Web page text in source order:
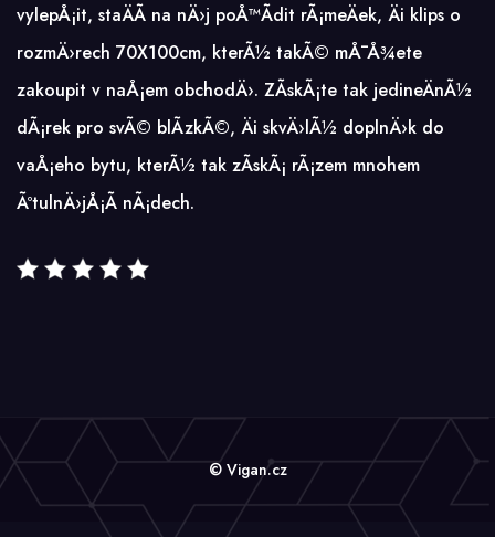
vylepÅ¡it, staÄÃ­ na nÄ›j poÅ™Ã­dit rÃ¡meÄek, Äi klips o
rozmÄ›rech 70X100cm, kterÃ½ takÃ© mÅ¯Å¾ete
zakoupit v naÅ¡em obchodÄ›. ZÃ­skÃ¡te tak jedineÄnÃ½
dÃ¡rek pro svÃ© blÃ­zkÃ©, Äi skvÄ›lÃ½ doplnÄ›k do
vaÅ¡eho bytu, kterÃ½ tak zÃ­skÃ¡ rÃ¡zem mnohem
ÃºtulnÄ›jÅ¡Ã­ nÃ¡dech.
© Vigan.cz